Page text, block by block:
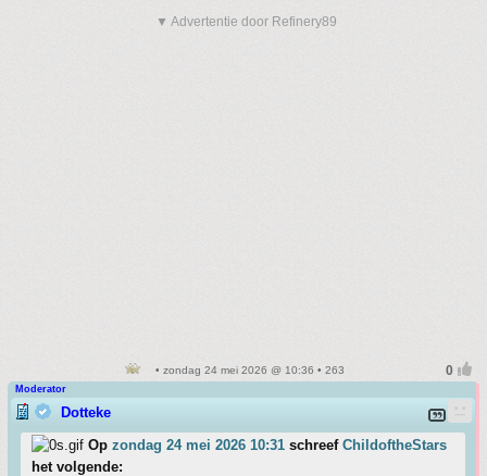
▼ Advertentie door Refinery89
• zondag 24 mei 2026 @ 10:36 • 263
Moderator
Dotteke
Op zondag 24 mei 2026 10:31 schreef ChildoftheStars
het volgende: